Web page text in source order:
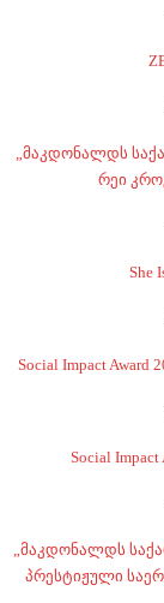
„მაკდონალდს
რეი
She
Social Impact Award
Social
„მაკდონალდს
პრესტიჟული